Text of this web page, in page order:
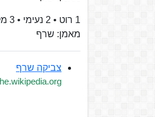
מאמן: שרף
צביקה שרף
he.wikipedia.org